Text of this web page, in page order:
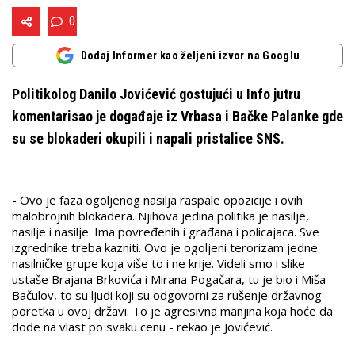
0
Dodaj Informer kao željeni izvor na Googlu
Politikolog Danilo Jovićević gostujući u Info jutru
komentarisao je događaje iz Vrbasa i Bačke Palanke gde
su se blokaderi okupili i napali pristalice SNS.
- Ovo je faza ogoljenog nasilja raspale opozicije i ovih
malobrojnih blokadera. Njihova jedina politika je nasilje,
nasilje i nasilje. Ima povređenih i građana i policajaca. Sve
izgrednike treba kazniti. Ovo je ogoljeni terorizam jedne
nasilničke grupe koja više to i ne krije. Videli smo i slike
ustaše Brajana Brkovića i Mirana Pogačara, tu je bio i Miša
Bačulov, to su ljudi koji su odgovorni za rušenje državnog
poretka u ovoj državi. To je agresivna manjina koja hoće da
dođe na vlast po svaku cenu - rekao je Jovićević.